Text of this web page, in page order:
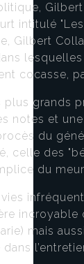
intitulé
Gilbert
cocasse,
plus grands
notes et
du
celle des
du
incroyable
mais